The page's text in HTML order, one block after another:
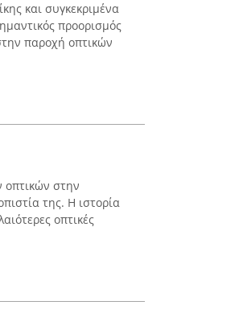
και συγκεκριμένα
προορισμός
παροχή οπτικών
οπτικών στην
της. Η ιστορία
οπτικές